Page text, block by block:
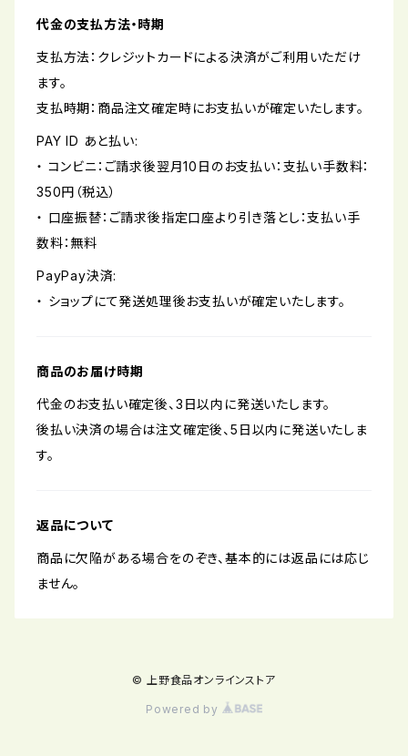
代金の支払方法・時期
支払方法：クレジットカードによる決済がご利用いただけ
ます。
支払時期：商品注文確定時にお支払いが確定いたします。
PAY ID あと払い:
・ コンビニ：ご請求後翌月10日のお支払い：支払い手数料：
350円（税込）
・ 口座振替：ご請求後指定口座より引き落とし：支払い手
数料：無料
PayPay決済:
・ ショップにて発送処理後お支払いが確定いたします。
商品のお届け時期
代金のお支払い確定後、3日以内に発送いたします。
後払い決済の場合は注文確定後、5日以内に発送いたしま
す。
返品について
商品に欠陥がある場合をのぞき、基本的には返品には応じ
ません。
© 上野食品オンラインストア
Powered by